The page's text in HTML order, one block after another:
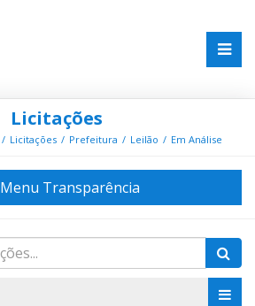
Licitações
Licitações Prefeitura Leilão Em Análise
Menu Transparência